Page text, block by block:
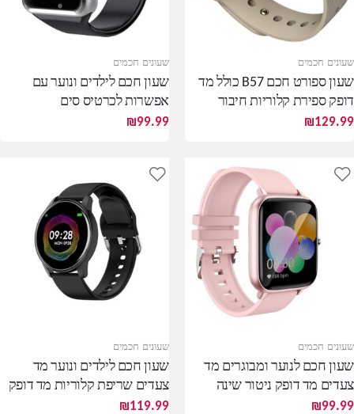
שעונים חכמים
שעון ספורט חכם B57 כולל מד
דופק ספירת קלוריות חיבור
בלוטות'₪129.99
שעונים חכמים
שעון חכם לילדים ונוער עם
אפשרות לכרטיס סים
₪99.99
שעונים חכמים
שעון חכם לנוער ומבוגרים מד
צעדים מד דופק ניטור שינה
₪99.99
שעונים חכמים
שעון חכם לילדים ונוער מד
צעדים שריפת קלוריות מד דופק
₪119.99